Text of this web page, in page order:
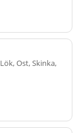
Ost, Skinka,